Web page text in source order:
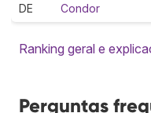
DE Condor
Ranking geral e
Perguntas